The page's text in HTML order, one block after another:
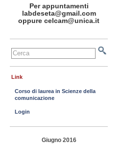
Per appuntamenti
labdeseta@gmail.com
oppure celcam@unica.it
Link
Corso di laurea in Scienze della
comunicazione
Login
Giugno 2016